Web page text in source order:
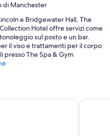
di Manchester
e Bridgewater Hall, The
Hotel offre servizi come
sul posto e un bar.
il viso e trattamenti per il corpo
presso The Spa & Gym
struttura. Peter Street Kitchen, il
Comunica con amici e parenti
di altre dotazioni che